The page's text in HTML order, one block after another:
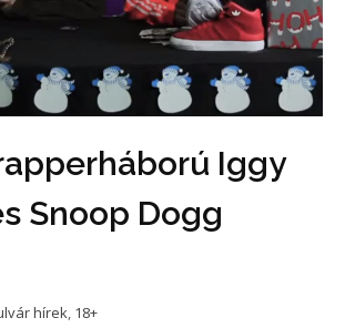
Iggy
Snoop Dogg
hírek, 18+